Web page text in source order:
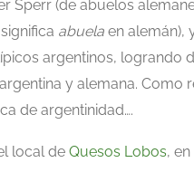
Sperr (de abuelos
significa abuela en alemán),
argentinos, logrando
y alemana. Como
de argentinidad….
local de Quesos Lobos,